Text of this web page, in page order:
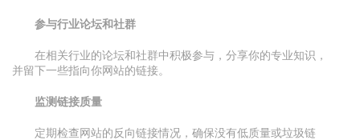
参与行业论坛和社群
在相关行业的论坛和社群中积极参与，分享你的专业知识，
并留下一些指向你网站的链接。
监测链接质量
定期检查网站的反向链接情况，确保没有低质量或垃圾链